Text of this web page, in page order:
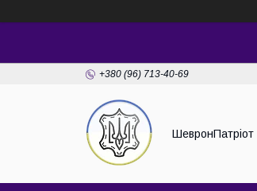
+380 (96) 713-40-69
ШевронПатріот